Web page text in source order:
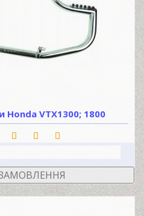
Honda VTХ1300; 1800